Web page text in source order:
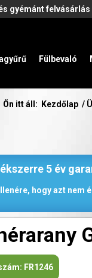
gyémánt felvásárlás
Fülbevaló
Ön itt áll: Kezdőlap /
5 év
hogy azt
FR1246